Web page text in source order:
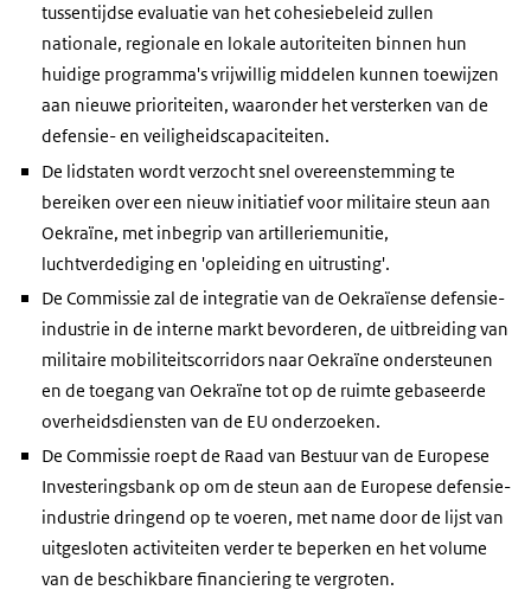
tussentijdse evaluatie van het cohesiebeleid zullen
nationale, regionale en lokale autoriteiten binnen hun
huidige programma's vrijwillig middelen kunnen toewijzen
aan nieuwe prioriteiten, waaronder het versterken van de
defensie- en veiligheidscapaciteiten.
De lidstaten wordt verzocht snel overeenstemming te
bereiken over een nieuw initiatief voor militaire steun aan
Oekraïne, met inbegrip van artilleriemunitie,
luchtverdediging en 'opleiding en uitrusting'.
De Commissie zal de integratie van de Oekraïense defensie-
industrie in de interne markt bevorderen, de uitbreiding van
militaire mobiliteitscorridors naar Oekraïne ondersteunen
en de toegang van Oekraïne tot op de ruimte gebaseerde
overheidsdiensten van de EU onderzoeken.
De Commissie roept de Raad van Bestuur van de Europese
Investeringsbank op om de steun aan de Europese defensie-
industrie dringend op te voeren, met name door de lijst van
uitgesloten activiteiten verder te beperken en het volume
van de beschikbare financiering te vergroten.